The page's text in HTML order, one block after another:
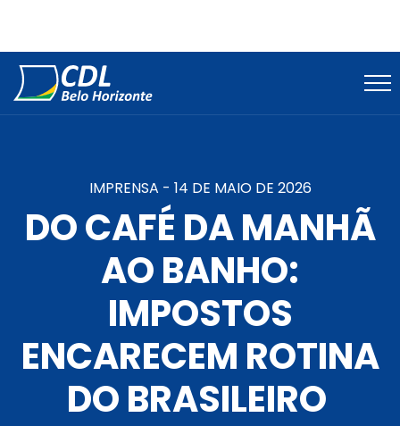
IMPRENSA - 14 DE MAIO DE 2026
DO CAFÉ DA MANHÃ
AO BANHO:
IMPOSTOS
ENCARECEM ROTINA
DO BRASILEIRO